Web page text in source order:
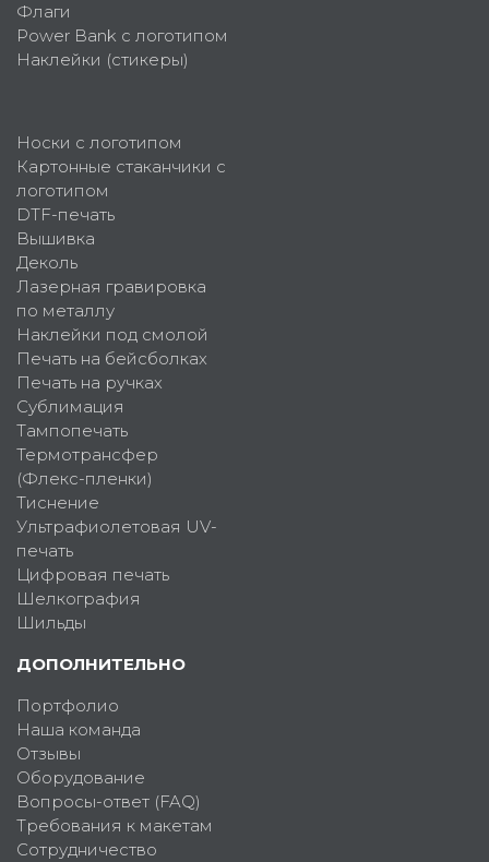
Флаги
Power Bank с логотипом
Наклейки (стикеры)
Носки с логотипом
Картонные стаканчики с
логотипом
DTF-печать
Вышивка
Деколь
Лазерная гравировка
по металлу
Наклейки под смолой
Печать на бейсболках
Печать на ручках
Сублимация
Тампопечать
Термотрансфер
(Флекс-пленки)
Тиснение
Ультрафиолетовая UV-
печать
Цифровая печать
Шелкография
Шильды
ДОПОЛНИТЕЛЬНО
Портфолио
Наша команда
Отзывы
Оборудование
Вопросы-ответ (FAQ)
Требования к макетам
Сотрудничество